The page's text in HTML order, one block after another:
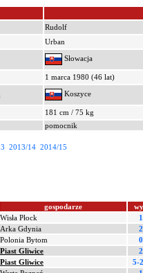
Rudolf
Urban
Słowacja
1 marca 1980 (46 lat)
Koszyce
181 cm / 75 kg
pomocnik
2013/14 2014/15
gospodarze
Wisła Płock
Arka Gdynia
Polonia Bytom
Piast Gliwice
Piast Gliwice
5-